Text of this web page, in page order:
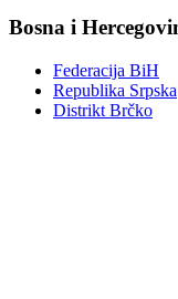
Bosna i
Federacija BiH
Republika Srpska
Distrikt Brčko